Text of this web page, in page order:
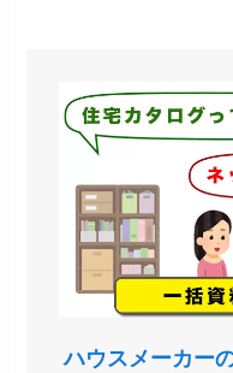
ハウスメーカー